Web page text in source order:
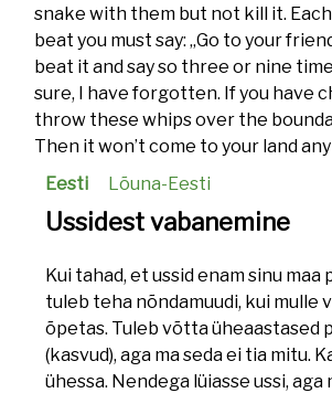
snake with them but not kill it.
beat you must say: „Go to your
beat it and say so three or nine
sure, I have forgotten. If you have
throw these whips over the
Then it won’t come to your land
Eesti
Lõuna-Eesti
Ussidest vabanemine
Kui tahad, et ussid enam sinu maa
tuleb teha nõndamuudi, kui mulle
õpetas. Tuleb võtta üheaastased
(kasvud), aga ma seda ei tia mitu.
ühessa. Nendega lüiasse ussi, aga